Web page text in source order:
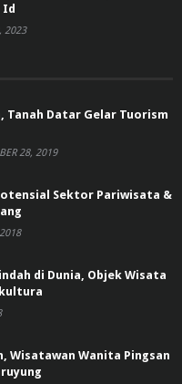
Id
2023
Tanah Datar Gelar Tuorism
28, 2019
Sektor Pariwisata &
di Dunia, Objek Wisata
Wisatawan Wanita Pingsan